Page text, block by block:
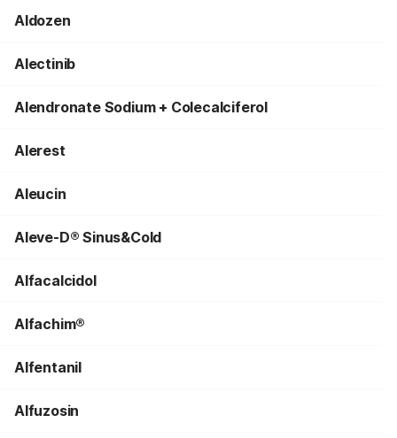
Aldozen
Alectinib
Alendronate Sodium + Colecalciferol
Alerest
Aleucin
Aleve-D® Sinus&Cold
Alfacalcidol
Alfachim®
Alfentanil
Alfuzosin